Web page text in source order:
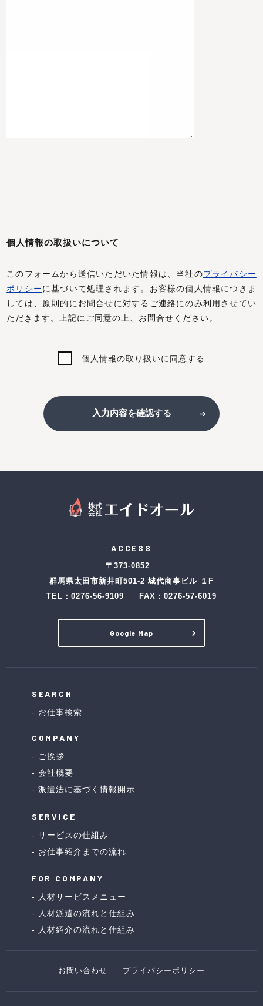
個人情報の取扱いについて
このフォームから送信いただいた情報は、当社のプライバシー
ポリシーに基づいて処理されます。お客様の個人情報につきま
しては、原則的にお問合せに対するご連絡にのみ利用させてい
ただきます。上記にご同意の上、お問合せください。
個人情報の取り扱いに同意する
入力内容を確認する
ACCESS
〒373-0852
群馬県太田市新井町501-2 城代商事ビル １F
TEL： 0276-56-9109 FAX：0276-57-6019
Google Map
SEARCH
お仕事検索
COMPANY
ご挨拶
会社概要
派遣法に基づく情報開示
SERVICE
サービスの仕組み
お仕事紹介までの流れ
FOR COMPANY
人材サービスメニュー
人材派遣の流れと仕組み
人材紹介の流れと仕組み
お問い合わせ プライバシーポリシー